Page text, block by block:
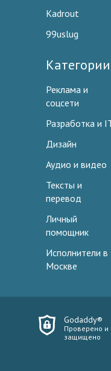
Kadrout
99uslug
Категории
Реклама и
соцсети
Разработка и
Дизайн
Аудио и видео
Тексты и
перевод
Личный
помощник
Исполнители в
Москве
Godaddy®
Проверено и
защищено